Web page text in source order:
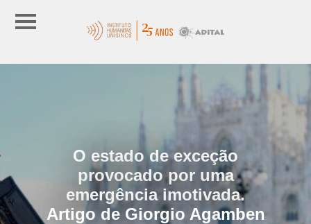
O estado de exceção
provocado por uma
emergência imotivada.
Artigo de Giorgio Agamben